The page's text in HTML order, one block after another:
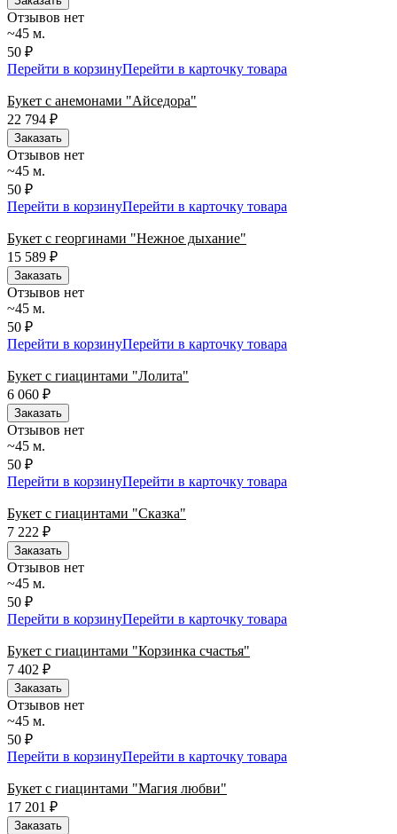
Отзывов нет
~45 м.
50 ₽
Перейти в корзинуПерейти в карточку товара
Букет с анемонами "Айседора"
22 794 ₽
Заказать
Отзывов нет
~45 м.
50 ₽
Перейти в корзинуПерейти в карточку товара
Букет с георгинами "Нежное дыхание"
15 589 ₽
Заказать
Отзывов нет
~45 м.
50 ₽
Перейти в корзинуПерейти в карточку товара
Букет с гиацинтами "Лолита"
6 060 ₽
Заказать
Отзывов нет
~45 м.
50 ₽
Перейти в корзинуПерейти в карточку товара
Букет с гиацинтами "Сказка"
7 222 ₽
Заказать
Отзывов нет
~45 м.
50 ₽
Перейти в корзинуПерейти в карточку товара
Букет с гиацинтами "Корзинка счастья"
7 402 ₽
Заказать
Отзывов нет
~45 м.
50 ₽
Перейти в корзинуПерейти в карточку товара
Букет с гиацинтами "Магия любви"
17 201
₽
Заказать